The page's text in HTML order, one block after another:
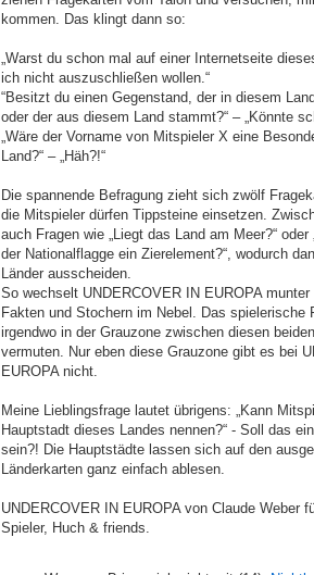
kommen. Das klingt dann so:
„Warst du schon mal auf einer Internetseite
ich nicht auszuschließen wollen.“
“Besitzt du einen Gegenstand, der in diesem
oder der aus diesem Land stammt?“ – „Könnte
„Wäre der Vorname von Mitspieler X eine
Land?“ – „Häh?!“
Die spannende Befragung zieht sich zwölf
die Mitspieler dürfen Tippsteine einsetzen.
auch Fragen wie „Liegt das Land am Meer?“
der Nationalflagge ein Zierelement?“, wodurch
Länder ausscheiden.
So wechselt UNDERCOVER IN EUROPA
Fakten und Stochern im Nebel. Das spielerische
irgendwo in der Grauzone zwischen diesen
vermuten. Nur eben diese Grauzone gibt es bei
EUROPA nicht.
Meine Lieblingsfrage lautet übrigens: „Kann
Hauptstadt dieses Landes nennen?“ - Soll das
sein?! Die Hauptstädte lassen sich auf den
Länderkarten ganz einfach ablesen.
UNDERCOVER IN EUROPA von Claude Weber
Spieler, Huch & friends.